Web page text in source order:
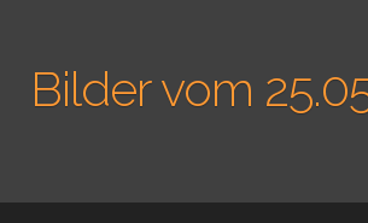
Bilder vom